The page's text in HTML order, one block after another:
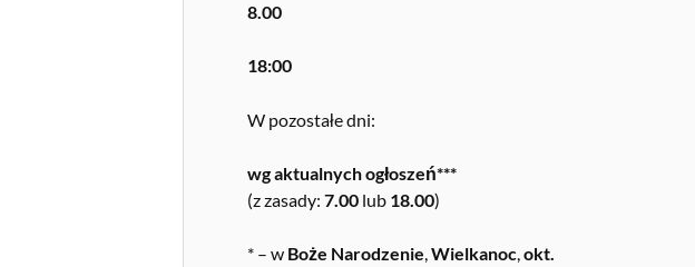
8.00
18:00
W pozostałe dni:
wg aktualnych ogłoszeń***
(z zasady:7.00 lub 18.00)
* – w Boże Narodzenie,Wielkanoc,okt.